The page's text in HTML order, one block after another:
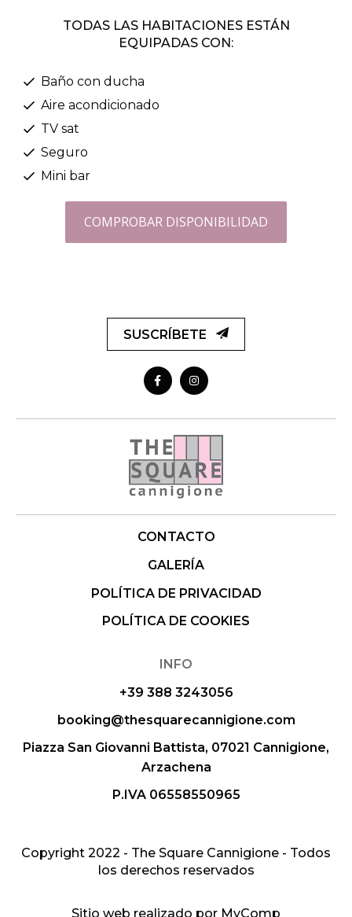
TODAS LAS HABITACIONES ESTÁN
EQUIPADAS CON:
Baño con ducha
Aire acondicionado
TV sat
Seguro
Mini bar
COMPROBAR DISPONIBILIDAD
CONTACTO
GALERÍA
POLÍTICA DE PRIVACIDAD
POLÍTICA DE COOKIES
SUSCRÍBETE
INFO
+39 388 3243056
booking@thesquarecannigione.com
Piazza San Giovanni Battista, 07021 Cannigione,
Arzachena
P.IVA 06558550965
Copyright 2022 - The Square Cannigione - Todos
los derechos reservados
Sitio web realizado por MyComp